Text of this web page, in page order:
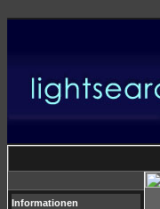
Informationen